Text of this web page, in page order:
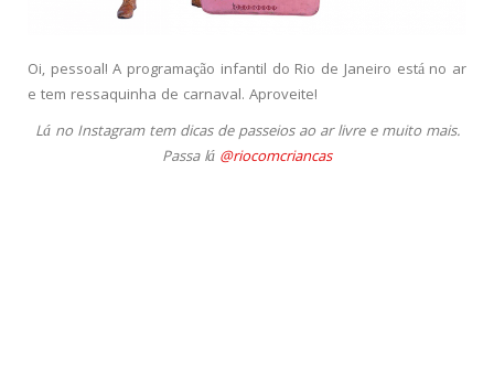
Oi, pessoal! A programação infantil do Rio de Janeiro está no ar
e tem ressaquinha de carnaval. Aproveite!
Lá no Instagram tem dicas de passeios ao ar livre e muito mais.
Passa lá @riocomcriancas